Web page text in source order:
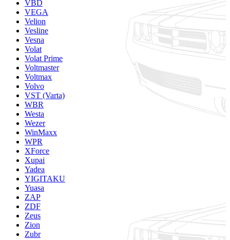
VBD
VEGA
Velion
Vesline
Vesna
Volat
Volat Prime
Voltmaster
Voltmax
Volvo
VST (Varta)
WBR
Westa
Wezer
WinMaxx
WPR
XForce
Xupai
Yadea
YIGITAKU
Yuasa
ZAP
ZDF
Zeus
Zion
Zubr